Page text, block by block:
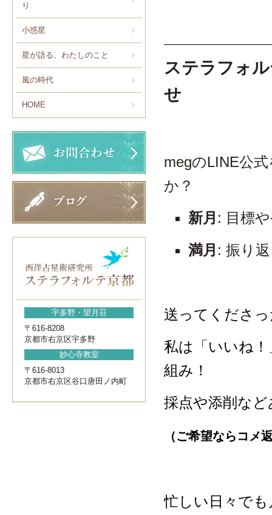
り
小惑星
星が語る、わたしのこと
風の時代
HOME
宇多野・望月荘
〒616-8208
京都市右京区宇多野
妙心寺教室
〒616-8013
京都市右京区谷口唐田ノ内町
ステラフォ
せ
megのLINE公
か？
新月 : 目標
満月 : 振り
送ってくださ
私は「いいね
組み！
採点や添削な
（ご希望ならコメ
忙しい日々で